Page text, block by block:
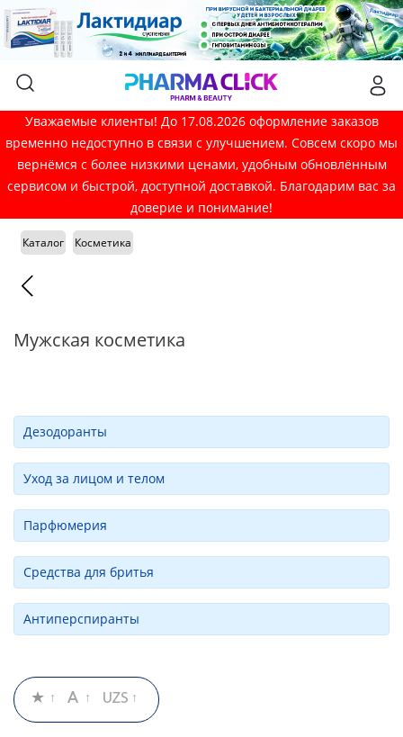
Уважаемые клиенты! До 17.08.2026 оформление заказов
временно недоступно в связи с улучшением. Совсем скоро мы
вернёмся с более низкими ценами, удобным обновлённым
сервисом и быстрой, доступной доставкой. Благодарим вас за
доверие и понимание!
Каталог Косметика
Мужская косметика
Дезодоранты
Уход за лицом и телом
Парфюмерия
Средства для бритья
Антиперспиранты